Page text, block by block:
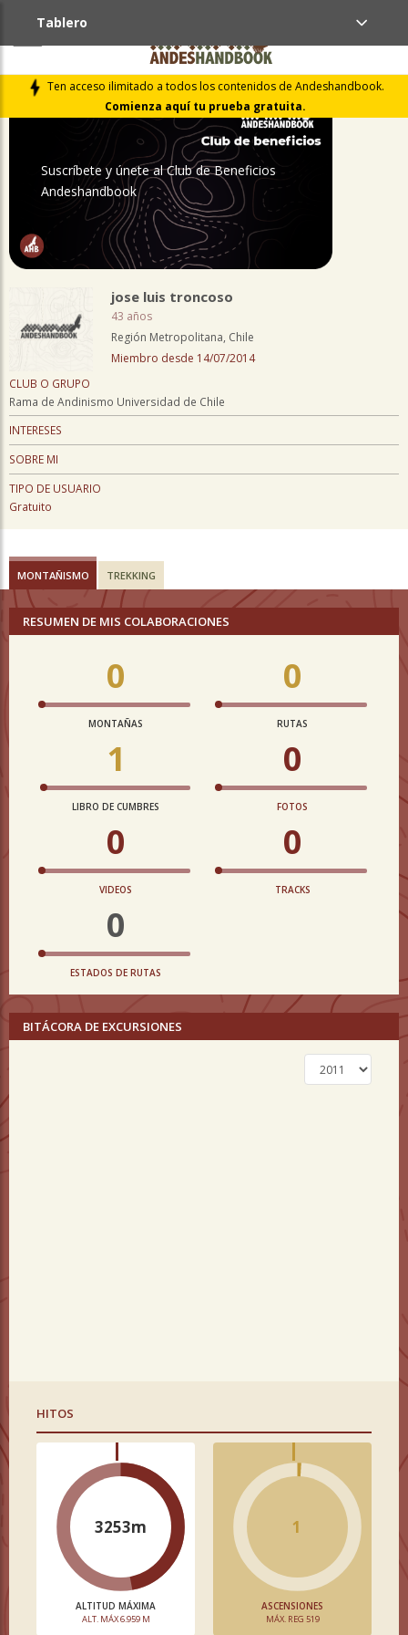
Ten acceso ilimitado a todos los contenidos de Andeshandbook.
Comienza aquí tu prueba gratuita.
Tablero
Suscríbete y únete al Club de Beneficios
Andeshandbook
jose luis troncoso
43 años
Región Metropolitana, Chile
Miembro desde 14/07/2014
CLUB O GRUPO
Rama de Andinismo Universidad de Chile
INTERESES
SOBRE MI
TIPO DE USUARIO
Gratuito
MONTAÑISMO TREKKING
RESUMEN DE MIS COLABORACIONES
0
MONTAÑAS
0
RUTAS
1
LIBRO DE CUMBRES
0
FOTOS
0
VIDEOS
0
TRACKS
0
ESTADOS DE RUTAS
BITÁCORA DE EXCURSIONES
HITOS
3253m
ALTITUD MÁXIMA
ALT. MÁX 6.959 M
1
ASCENSIONES
MÁX. REG 519